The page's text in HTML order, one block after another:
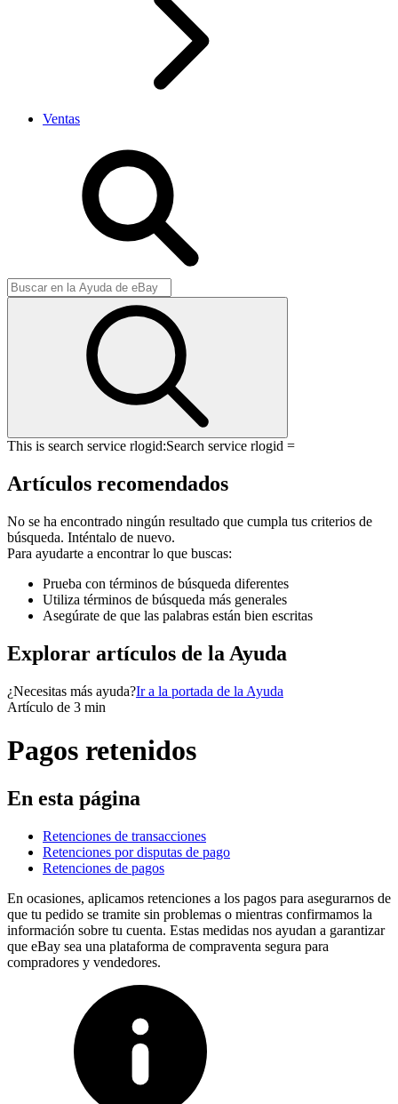
Ventas
This is search service rlogid:Search service rlogid =
Artículos recomendados
No se ha encontrado ningún resultado que cumpla tus criterios de
búsqueda. Inténtalo de nuevo.
Para ayudarte a encontrar lo que buscas:
Prueba con términos de búsqueda diferentes
Utiliza términos de búsqueda más generales
Asegúrate de que las palabras están bien escritas
Explorar artículos de la Ayuda
¿Necesitas más ayuda?Ir a la portada de la Ayuda
Artículo de 3 min
Pagos retenidos
En esta página
Retenciones de transacciones
Retenciones por disputas de pago
Retenciones de pagos
En ocasiones, aplicamos retenciones a los pagos para asegurarnos de
que tu pedido se tramite sin problemas o mientras confirmamos la
información sobre tu cuenta. Estas medidas nos ayudan a garantizar
que eBay sea una plataforma de compraventa segura para
compradores y vendedores.